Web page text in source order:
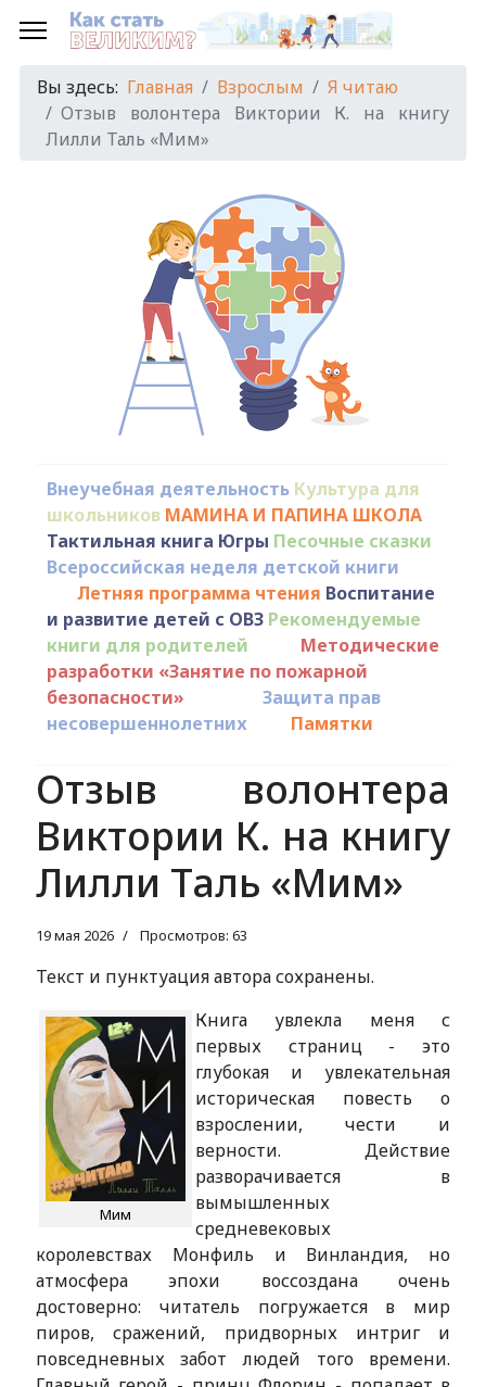
Вы здесь: Главная Взрослым
Я читаю
Отзыв волонтера Виктории К. на книгу
Лилли Таль «Мим»
Внеучебная деятельность Культура для
школьников МАМИНА И ПАПИНА ШКОЛА
Тактильная книга Югры Песочные сказки
Всероссийская неделя детской книги
Летняя программа чтения Воспитание
и развитие детей с ОВЗ Рекомендуемые
книги для родителей
Методические
разработки «Занятие по пожарной
безопасности»
Защита прав
несовершеннолетних
Памятки
Отзыв волонтера
Виктории К. на книгу
Лилли Таль «Мим»
19 мая 2026 Просмотров: 63
Текст и пунктуация автора сохранены.
Мим
Книга увлекла меня с
первых страниц - это
глубокая и увлекательная
историческая повесть о
взрослении, чести и
верности. Действие
разворачивается в
вымышленных
средневековых
королевствах Монфиль и Винландия, но
атмосфера эпохи воссоздана очень
достоверно: читатель погружается в мир
пиров, сражений, придворных интриг и
повседневных забот людей того времени.